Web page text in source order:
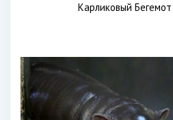
Карликовый